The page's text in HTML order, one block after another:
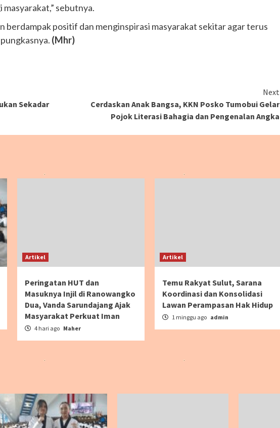
sebutnya.
berdampak positif dan menginspirasi masyarakat sekitar agar terus
(Mhr)
Sekadar
Next
Cerdaskan Anak Bangsa, KKN Posko Tumobui Gelar
Pojok Literasi Bahagia dan Pengenalan Angka
Artikel
Peringatan HUT dan
Masuknya Injil di Ranowangko
Dua, Vanda Sarundajang Ajak
Masyarakat Perkuat Iman
4 hari ago Maher
Artikel
Temu Rakyat Sulut, Sarana
Koordinasi dan Konsolidasi
Lawan Perampasan Hak Hidup
1 minggu ago admin